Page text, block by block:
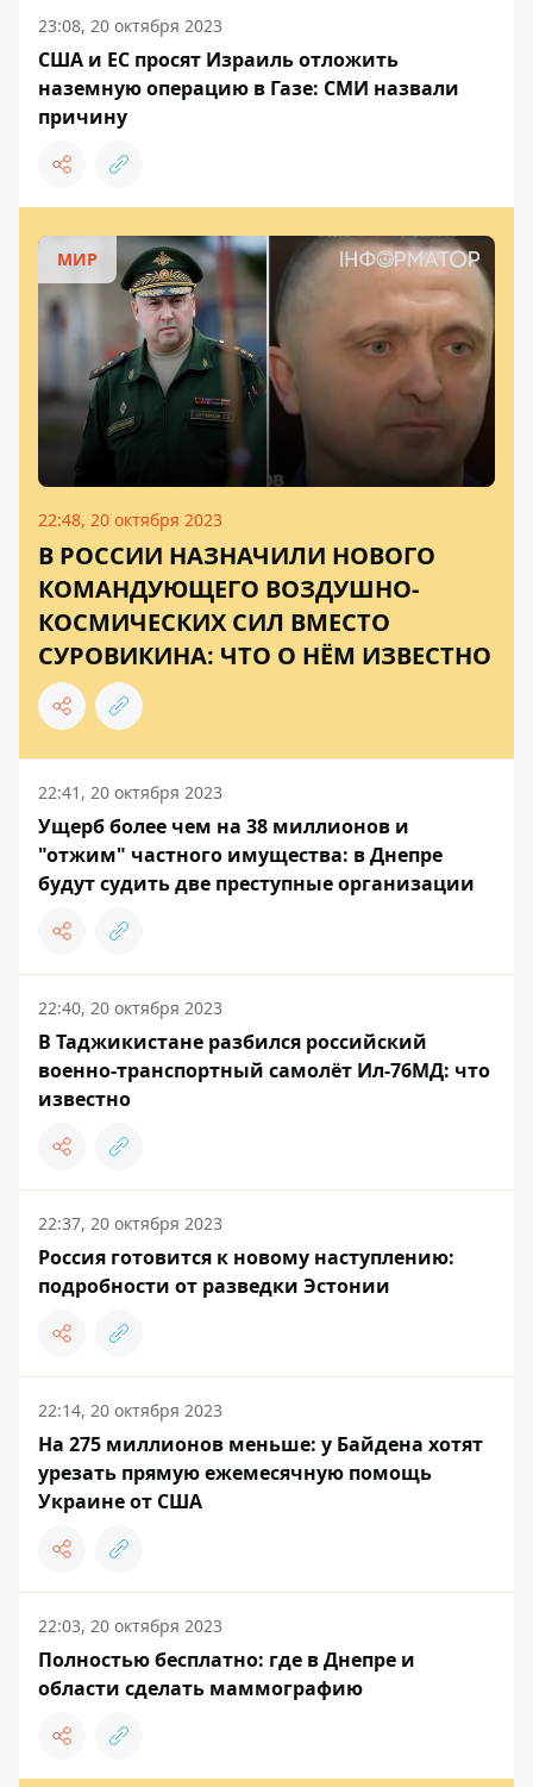
23:08, 20 октября 2023
США и ЕС просят Израиль отложить
наземную операцию в Газе: СМИ назвали
причину
МИР
22:48, 20 октября 2023
В РОССИИ НАЗНАЧИЛИ НОВОГО
КОМАНДУЮЩЕГО ВОЗДУШНО-
КОСМИЧЕСКИХ СИЛ ВМЕСТО
СУРОВИКИНА: ЧТО О НЁМ ИЗВЕСТНО
22:41, 20 октября 2023
Ущерб более чем на 38 миллионов и
"отжим" частного имущества: в Днепре
будут судить две преступные организации
22:40, 20 октября 2023
В Таджикистане разбился российский
военно-транспортный самолёт Ил-76МД: что
известно
22:37, 20 октября 2023
Россия готовится к новому наступлению:
подробности от разведки Эстонии
22:14, 20 октября 2023
На 275 миллионов меньше: у Байдена хотят
урезать прямую ежемесячную помощь
Украине от США
22:03, 20 октября 2023
Полностью бесплатно: где в Днепре и
области сделать маммографию